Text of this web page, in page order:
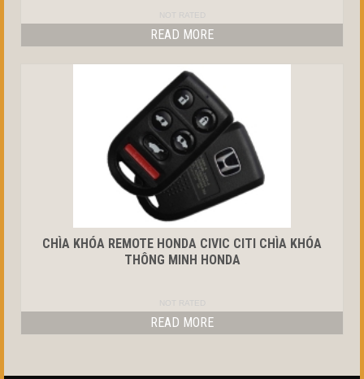
NOT RATED
READ MORE
CHÌA KHÓA REMOTE HONDA CIVIC CITI CHÌA KHÓA
THÔNG MINH HONDA
NOT RATED
READ MORE